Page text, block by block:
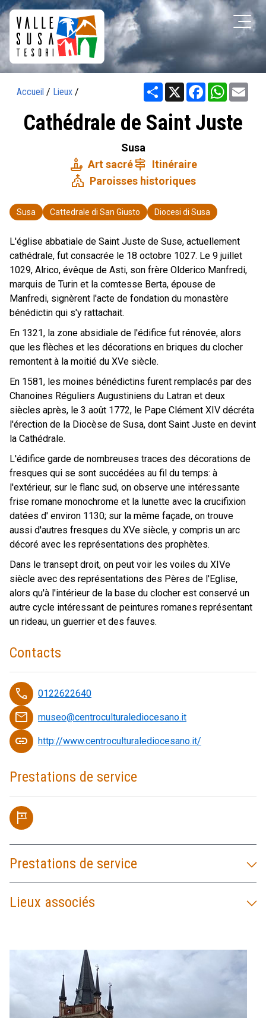
Accueil / Lieux / Share X Facebook
Cathédrale de Saint Juste
Susa
candle Art sacrésignpost Itinéraire
church Paroisses historiques
Susa Cattedrale di San Giusto Diocesi di Susa
L'église abbatiale de Saint Juste de Suse, actuellement
cathédrale, fut consacrée le 18 octobre 1027. Le 9 juillet
1029, Alrico, évêque de Asti, son frère Olderico Manfredi,
marquis de Turin et la comtesse Berta, épouse de
Manfredi, signèrent l'acte de fondation du monastère
bénédictin qui s'y rattachait.
En 1321, la zone absidiale de l'édifice fut rénovée, alors
que les flèches et les décorations en briques du clocher
remontent à la moitié du XVe siècle.
En 1581, les moines bénédictins furent remplacés par des
Chanoines Réguliers Augustiniens du Latran et deux
siècles après, le 3 août 1772, le Pape Clément XIV décréta
l'érection de la Diocèse de Susa, dont Saint Juste en devint
la Cathédrale.
L'édifice garde de nombreuses traces des décorations de
fresques qui se sont succédées au fil du temps: à
l'extérieur, sur le flanc sud, on observe une intéressante
frise romane monochrome et la lunette avec la crucifixion
datées d' environ 1130; sur la même façade, on trouve
aussi d'autres fresques du XVe siècle, y compris un arc
décoré avec les représentations des prophètes.
Dans le transept droit, on peut voir les voiles du XIVe
siècle avec des représentations des Pères de l'Eglise,
alors qu'à l'intérieur de la base du clocher est conservé un
autre cycle intéressant de peintures romanes représentant
un rideau, un guerrier et des fauves.
Contacts
phone 0122622640
email museo@centroculturalediocesano.it
link http://www.centroculturalediocesano.it/
Prestations de service
tour
Prestations de service
Lieux associés